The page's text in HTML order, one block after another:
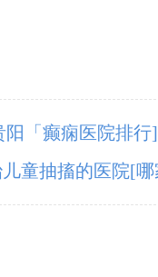
阳「癫痫医院排行
童抽搐的医院[